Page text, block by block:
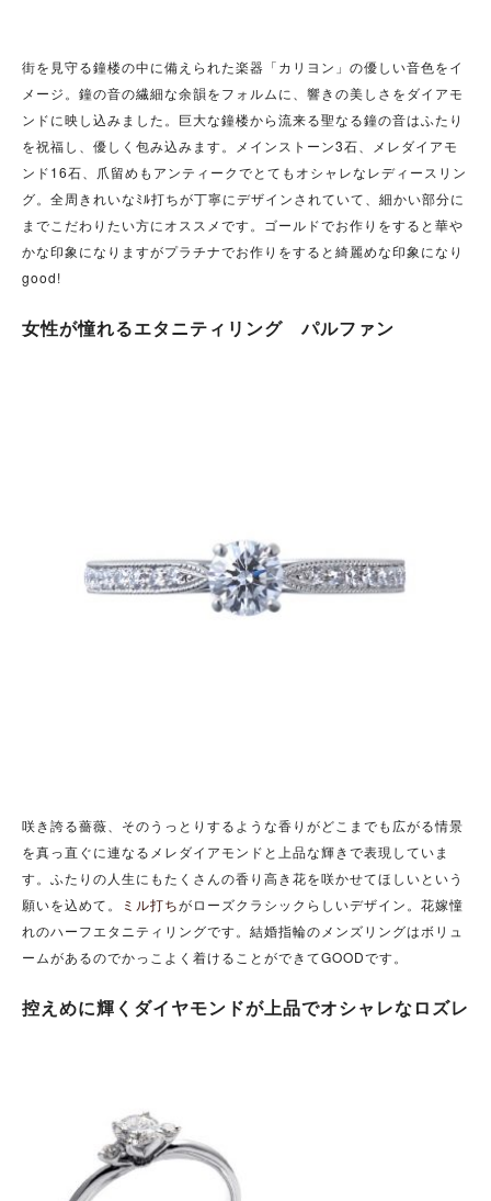
街を見守る鐘楼の中に備えられた楽器「カリヨン」の優しい音色をイ
メージ。鐘の音の繊細な余韻をフォルムに、響きの美しさをダイアモ
ンドに映し込みました。巨大な鐘楼から流来る聖なる鐘の音はふたり
を祝福し、優しく包み込みます。メインストーン3石、メレダイアモ
ンド16石、爪留めもアンティークでとてもオシャレなレディースリン
グ。全周きれいなﾐﾙ打ちが丁寧にデザインされていて、細かい部分に
までこだわりたい方にオススメです。ゴールドでお作りをすると華や
かな印象になりますがプラチナでお作りをすると綺麗めな印象になり
good!
女性が憧れるエタニティリング パルファン
咲き誇る薔薇、そのうっとりするような香りがどこまでも広がる情景
を真っ直ぐに連なるメレダイアモンドと上品な輝きで表現していま
す。ふたりの人生にもたくさんの香り高き花を咲かせてほしいという
願いを込めて。
ミル打ちがローズクラシックらしいデザイン。花嫁憧
れのハーフエタニティリングです。結婚指輪のメンズリングはボリュ
ームがあるのでかっこよく着けることができてGOODです。
控えめに輝くダイヤモンドが上品でオシャレなロズレ